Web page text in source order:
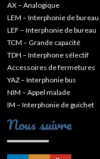
AX – Analogique
LEM – Interphonie de bureau
LEF – Interphonie de bureau
TCM – Grande capacité
TDH – Interphone sélectif
Accessoires de fermetures
YAZ – Interphonie bus
NIM – Appel malade
IM – Interphonie de guichet
Nous suivre